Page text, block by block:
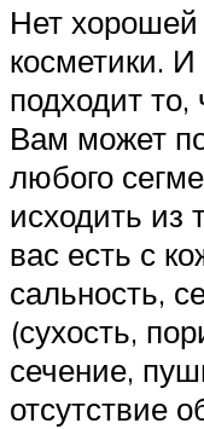
Нет
косметики.
подходит
Вам может
любого
исходить из
вас есть с
сальность,
(сухость,
сечение,
отсутствие